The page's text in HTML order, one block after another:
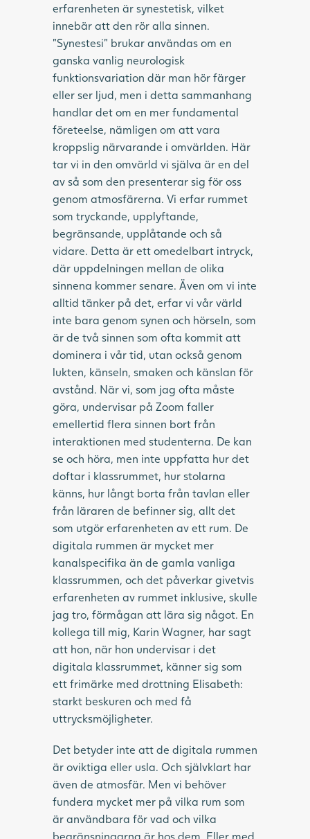
erfarenheten är synestetisk, vilket
innebär att den rör alla sinnen.
”Synestesi” brukar användas om en
ganska vanlig neurologisk
funktionsvariation där man hör färger
eller ser ljud, men i detta sammanhang
handlar det om en mer fundamental
företeelse, nämligen om att vara
kroppslig närvarande i omvärlden. Här
tar vi in den omvärld vi själva är en del
av så som den presenterar sig för oss
genom atmosfärerna. Vi erfar rummet
som tryckande, upplyftande,
begränsande, upplåtande och så
vidare. Detta är ett omedelbart intryck,
där uppdelningen mellan de olika
sinnena kommer senare. Även om vi inte
alltid tänker på det, erfar vi vår värld
inte bara genom synen och hörseln, som
är de två sinnen som ofta kommit att
dominera i vår tid, utan också genom
lukten, känseln, smaken och känslan för
avstånd. När vi, som jag ofta måste
göra, undervisar på Zoom faller
emellertid flera sinnen bort från
interaktionen med studenterna. De kan
se och höra, men inte uppfatta hur det
doftar i klassrummet, hur stolarna
känns, hur långt borta från tavlan eller
från läraren de befinner sig, allt det
som utgör erfarenheten av ett rum. De
digitala rummen är mycket mer
kanalspecifika än de gamla vanliga
klassrummen, och det påverkar givetvis
erfarenheten av rummet inklusive, skulle
jag tro, förmågan att lära sig något. En
kollega till mig, Karin Wagner, har sagt
att hon, när hon undervisar i det
digitala klassrummet, känner sig som
ett frimärke med drottning Elisabeth:
starkt beskuren och med få
uttrycksmöjligheter.
Det betyder inte att de digitala rummen
är oviktiga eller usla. Och självklart har
även de atmosfär. Men vi behöver
fundera mycket mer på vilka rum som
är användbara för vad och vilka
begränsningarna är hos dem. Eller med